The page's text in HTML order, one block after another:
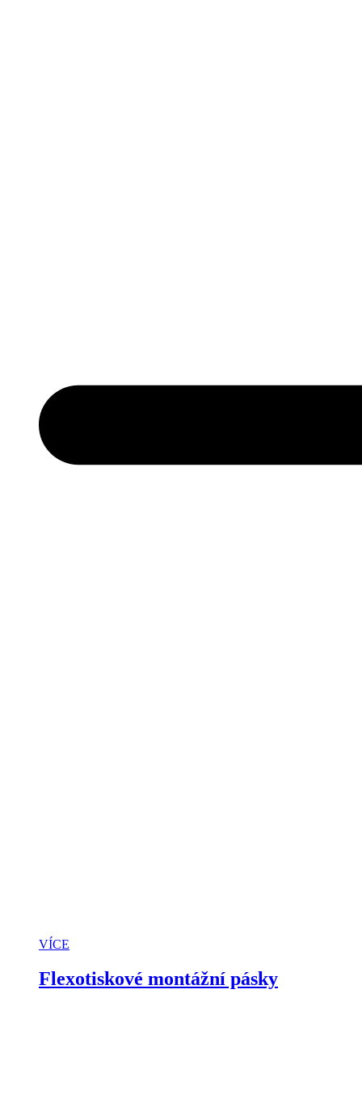
VÍCE
Flexotiskové montážní pásky